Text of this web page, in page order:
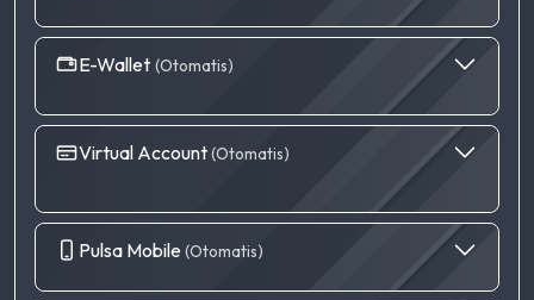
E-Wallet (Otomatis)
Virtual Account(Otomatis)
Pulsa Mobile (Otomatis)